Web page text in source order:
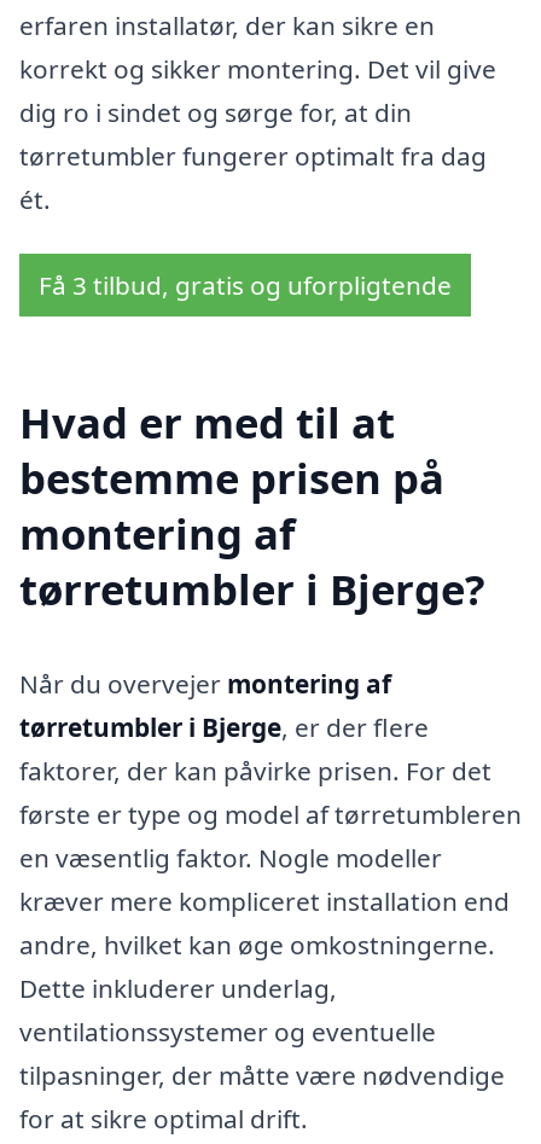
erfaren installatør, der kan sikre en
korrekt og sikker montering. Det vil give
dig ro i sindet og sørge for, at din
tørretumbler fungerer optimalt fra dag
ét.
Få 3 tilbud, gratis og uforpligtende
Hvad er med til at
bestemme prisen på
montering af
tørretumbler i Bjerge?
Når du overvejer montering af
tørretumbler i Bjerge, er der flere
faktorer, der kan påvirke prisen. For det
første er type og model af tørretumbleren
en væsentlig faktor. Nogle modeller
kræver mere kompliceret installation end
andre, hvilket kan øge omkostningerne.
Dette inkluderer underlag,
ventilationssystemer og eventuelle
tilpasninger, der måtte være nødvendige
for at sikre optimal drift.